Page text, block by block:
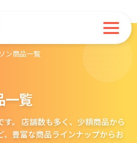
ン商品一覧
一覧
す。 店舗数も多く、少額商品から
、豊富な商品ラインナップからお